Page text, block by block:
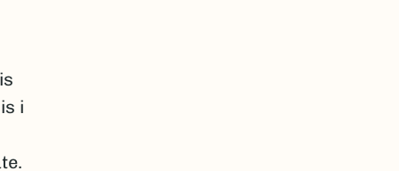
i